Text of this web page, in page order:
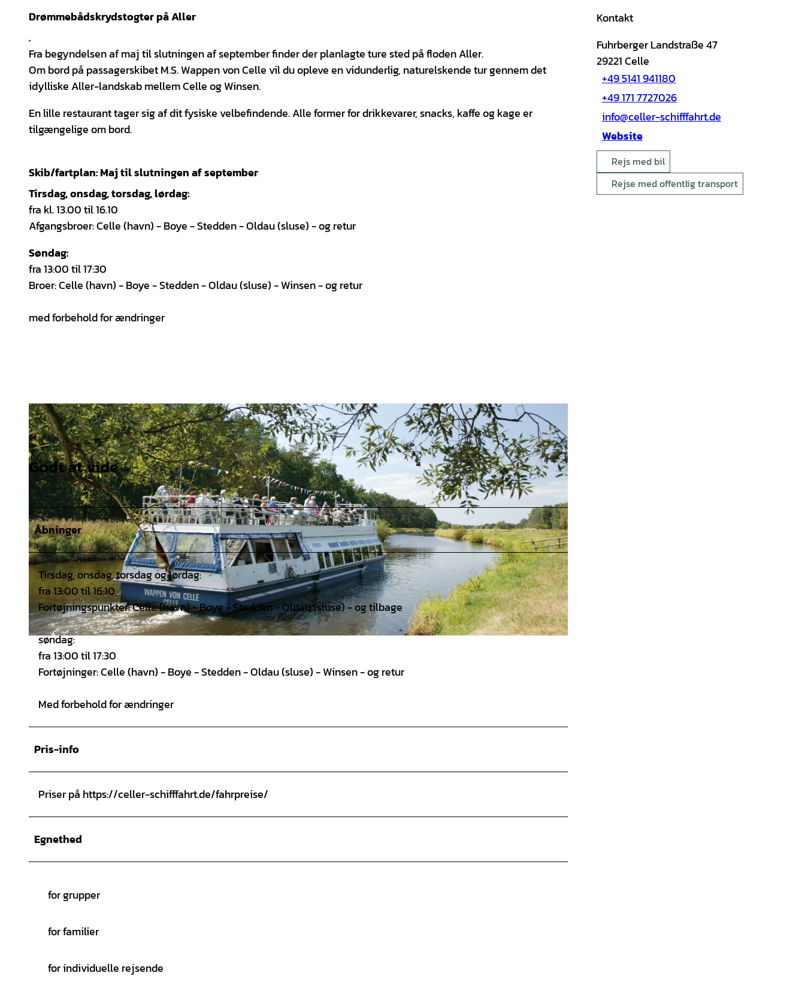
Drømmebådskrydstogter på Aller
.
Fra begyndelsen af maj til slutningen af september finder der planlagte ture sted på floden Aller.
Om bord på passagerskibet M.S. Wappen von Celle vil du opleve en vidunderlig, naturelskende tur gennem det
idylliske Aller-landskab mellem Celle og Winsen.
En lille restaurant tager sig af dit fysiske velbefindende. Alle former for drikkevarer, snacks, kaffe og kage er
tilgængelige om bord.
Skib/fartplan:Maj til slutningen af september
Tirsdag, onsdag, torsdag, lørdag:
fra kl. 13.00 til 16.10
Afgangsbroer: Celle (havn) - Boye - Stedden - Oldau (sluse) - og retur
Søndag:
fra 13:00 til 17:30
Broer: Celle (havn) - Boye - Stedden - Oldau (sluse) - Winsen - og retur
med forbehold for ændringer
© Stadt Celle |CC-BY-SA
Godt at vide
Åbninger
Tirsdag, onsdag, torsdag og lørdag:
fra 13:00 til 16:10
Fortøjningspunkter: Celle (havn) - Boye - Stedden - Oldau (sluse) - og tilbage
søndag:
fra 13:00 til 17:30
Fortøjninger: Celle (havn) - Boye - Stedden - Oldau (sluse) - Winsen - og retur
Med forbehold for ændringer
Pris-info
Priser på https://celler-schifffahrt.de/fahrpreise/
Egnethed
for grupper
for familier
for individuelle rejsende
Kontakt
Fuhrberger Landstraße 47
29221Celle
+49 5141 941180
+49 171 7727026
info@celler-schifffahrt.de
Website
Rejs med bil
Rejse med offentlig transport